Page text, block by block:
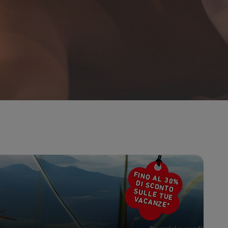
19 11 12 13 14 15 16
25 27 28
FINO AL 30%
DI SCONTO
SULLE TUE
VACANZE*